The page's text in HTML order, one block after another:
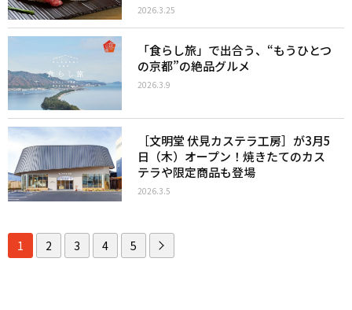
2026.3.25
「食らし旅」で出合う、“もうひとつ
の京都”の絶品グルメ
2026.3.9
［文明堂 伏見カステラ工房］が3月5
日（木）オープン！焼きたてのカス
テラや限定商品も登場
2026.3.5
1 2 3 4 5